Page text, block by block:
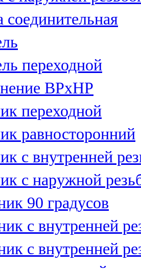
переходной
ВРхНР
переходной
равносторонний
с внутренней
с наружной
90 градусов
c внутренней
с внутренней